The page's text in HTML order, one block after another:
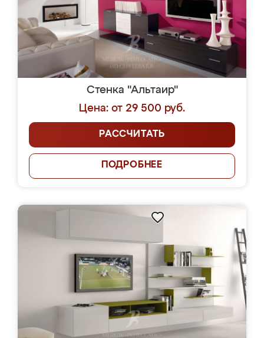
Стенка "Альтаир"
Цена: от 29 500 руб.
РАССЧИТАТЬ
ПОДРОБНЕЕ